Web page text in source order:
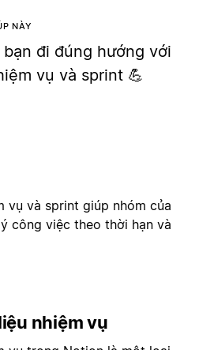
NÀY
đi đúng hướng với
vụ và sprint 💪
vụ và sprint giúp nhóm của
công việc theo thời hạn và
nhiệm vụ